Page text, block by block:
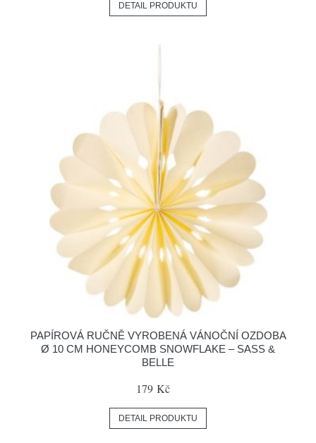
DETAIL PRODUKTU
PAPÍROVÁ RUČNĚ VYROBENÁ VÁNOČNÍ OZDOBA
Ø 10 CM HONEYCOMB SNOWFLAKE – SASS &
BELLE
179 Kč
DETAIL PRODUKTU